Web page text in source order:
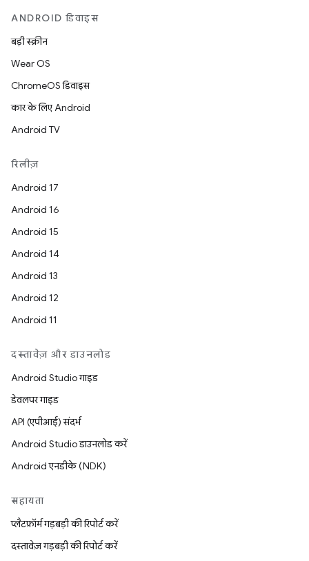
ANDROID डिवाइस
बड़ी स्क्रीन
Wear OS
ChromeOS डिवाइस
कार के लिए Android
Android TV
रिलीज़
Android 17
Android 16
Android 15
Android 14
Android 13
Android 12
Android 11
दस्तावेज़ और डाउनलोड
Android Studio गाइड
डेवलपर गाइड
API (एपीआई) संदर्भ
Android Studio डाउनलोड करें
Android एनडीके (NDK)
सहायता
प्लैटफ़ॉर्म गड़बड़ी की रिपोर्ट करें
दस्तावेज़ गड़बड़ी की रिपोर्ट करें